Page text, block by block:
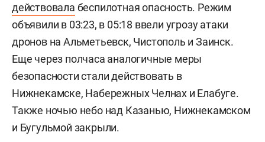
действовала беспилотная опасность. Режим
объявили в 03:23, в 05:18 ввели угрозу атаки
дронов на Альметьевск, Чистополь и Заинск.
Еще через полчаса аналогичные меры
безопасности стали действовать в
Нижнекамске, Набережных Челнах и Елабуге.
Также ночью небо над Казанью, Нижнекамском
и Бугульмой закрыли.